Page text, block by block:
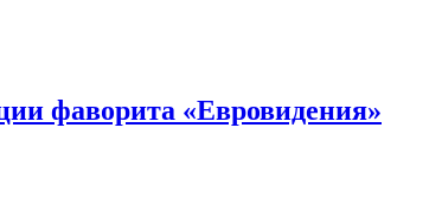
фаворита «Евровидения»